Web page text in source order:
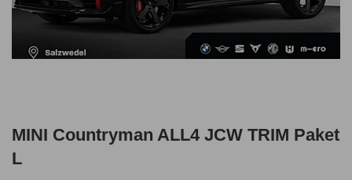
MINI Countryman ALL4 JCW TRIM Paket
L